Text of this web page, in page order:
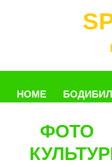
HOME
УПРАЖНЕНИЯ
ФОТО